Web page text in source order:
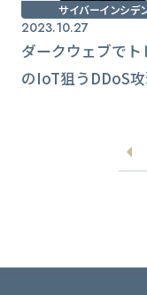
サイバーインシデ
2023.10.27
ダークウェブでト
のIoT狙うDDoS